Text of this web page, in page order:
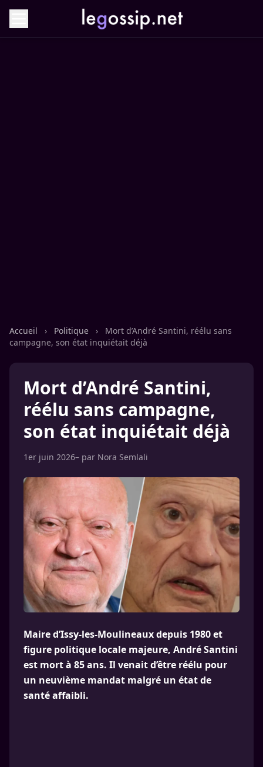
Accueil › Politique ›
Mort d’André Santini, réélu sans
campagne, son état inquiétait déjà
Mort d’André Santini,
réélu sans campagne,
son état inquiétait déjà
1er juin 2026– par Nora Semlali
Maire d’Issy-les-Moulineaux depuis 1980 et
figure politique locale majeure, André Santini
est mort à 85 ans. Il venait d’être réélu pour
un neuvième mandat malgré un état de
santé affaibli.